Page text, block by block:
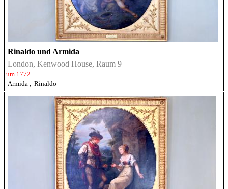
Rinaldo und Armida
London, Kenwood House, Raum 9
um 1772
Armida , Rinaldo